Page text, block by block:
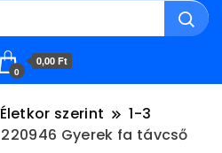
0
0,00 Ft
Életkor szerint
1-3
220946 Gyerek fa távcső